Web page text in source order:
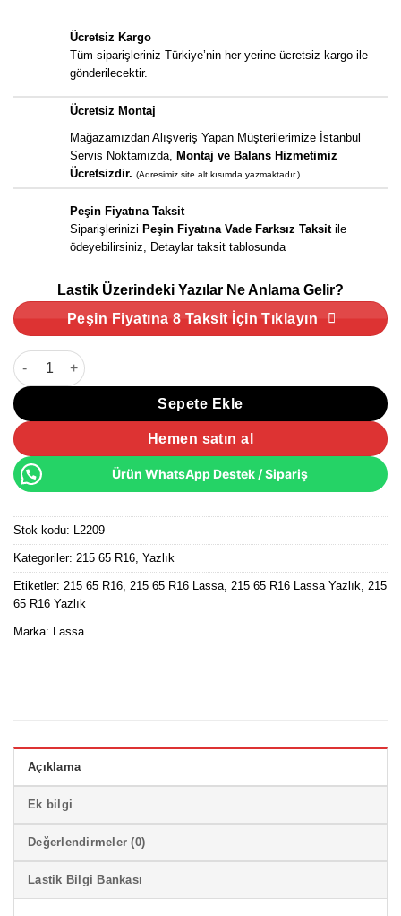
Ücretsiz Kargo
Tüm siparişleriniz Türkiye’nin her yerine ücretsiz kargo ile
gönderilecektir.
Ücretsiz Montaj
Mağazamızdan Alışveriş Yapan Müşterilerimize İstanbul
Servis Noktamızda, Montaj ve Balans Hizmetimiz
Ücretsizdir. (Adresimiz site alt kısımda yazmaktadır.)
Peşin Fiyatına Taksit
Siparişlerinizi Peşin Fiyatına Vade Farksız Taksitile
ödeyebilirsiniz, Detaylar taksit tablosunda
Lastik Üzerindeki Yazılar Ne Anlama Gelir?
Peşin Fiyatına 8 Taksit İçin Tıklayın
215/65 R16 102V XL Lassa Competus H/P 3 Yazlık Lastik 2025
Sepete Ekle
Hemen satın al
Ürün WhatsApp Destek / Sipariş
Stok kodu: L2209
Kategoriler: 215 65 R16, Yazlık
Etiketler: 215 65 R16, 215 65 R16 Lassa, 215 65 R16 Lassa Yazlık, 215
65 R16 Yazlık
Marka: Lassa
Açıklama
Ek bilgi
Değerlendirmeler (0)
Lastik Bilgi Bankası